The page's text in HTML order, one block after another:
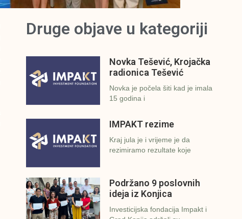
Druge objave u kategoriji
Novka Tešević, Krojačka
radionica Tešević
Novka je počela šiti kad je imala
15 godina i
IMPAKT rezime
Kraj jula je i vrijeme je da
rezimiramo rezultate koje
Podržano 9 poslovnih
ideja iz Konjica
Investicijska fondacija Impakt i